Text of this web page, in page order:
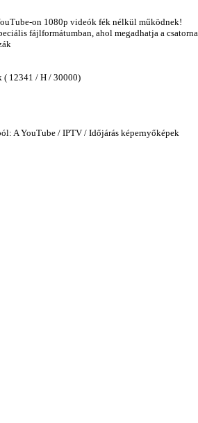
on 1080p videók fék nélkül működnek!
fájlformátumban, ahol megadhatja a
( 12341 / H / 30000)
A YouTube / IPTV / Időjárás képernyőképek